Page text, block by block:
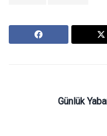
Günlük